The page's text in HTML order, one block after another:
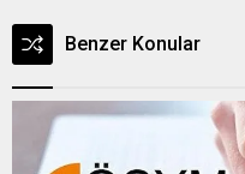
Benzer Konular